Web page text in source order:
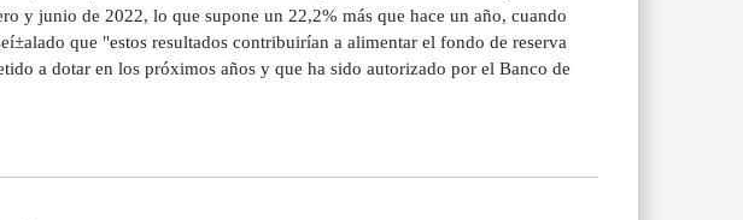
y junio de 2022, lo que supone un 22,2% más que hace un año, cuando
que "estos resultados contribuirían a alimentar el fondo de reserva
a dotar en los próximos años y que ha sido autorizado por el Banco de